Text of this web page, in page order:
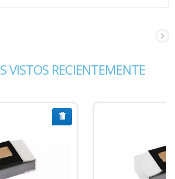
VISTOS RECIENTEMENTE